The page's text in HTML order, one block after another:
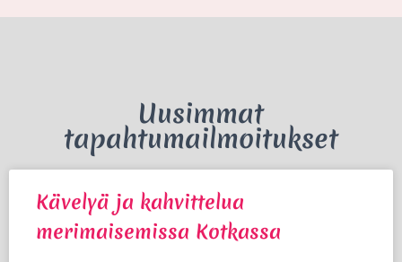
Uusimmat
tapahtumailmoitukset
Kävelyä ja kahvittelua
merimaisemissa Kotkassa